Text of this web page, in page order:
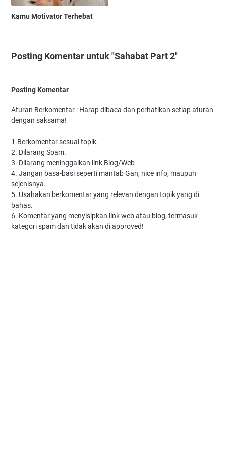
Kamu Motivator Terhebat
Posting Komentar untuk "Sahabat Part 2"
Posting Komentar
Aturan Berkomentar : Harap dibaca dan perhatikan setiap aturan
dengan saksama!
1.Berkomentar sesuai topik.
2. Dilarang Spam.
3. Dilarang meninggalkan link Blog/Web
4. Jangan basa-basi seperti mantab Gan, nice info, maupun
sejenisnya.
5. Usahakan berkomentar yang relevan dengan topik yang di
bahas.
6. Komentar yang menyisipkan link web atau blog, termasuk
kategori spam dan tidak akan di approved!